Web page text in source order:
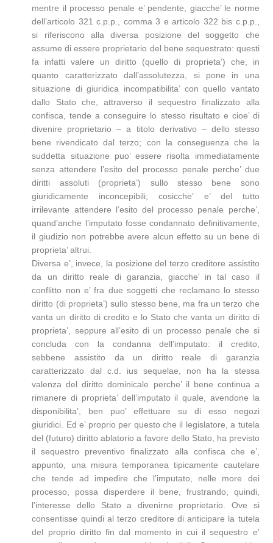
mentre il processo penale e’ pendente, giacche’ le norme
dell’articolo 321 c.p.p., comma 3 e articolo 322 bis c.p.p.,
si riferiscono alla diversa posizione del soggetto che
assume di essere proprietario del bene sequestrato: questi
fa infatti valere un diritto (quello di proprieta’) che, in
quanto caratterizzato dall’assolutezza, si pone in una
situazione di giuridica incompatibilita’ con quello vantato
dallo Stato che, attraverso il sequestro finalizzato alla
confisca, tende a conseguire lo stesso risultato e cioe’ di
divenire proprietario – a titolo derivativo – dello stesso
bene rivendicato dal terzo; con la conseguenza che la
suddetta situazione puo’ essere risolta immediatamente
senza attendere l’esito del processo penale perche’ due
diritti assoluti (proprieta’) sullo stesso bene sono
giuridicamente inconcepibili; cosicche’ e’ del tutto
irrilevante attendere l’esito del processo penale perche’,
quand’anche l’imputato fosse condannato definitivamente,
il giudizio non potrebbe avere alcun effetto su un bene di
proprieta’ altrui.
Diversa e’, invece, la posizione del terzo creditore assistito
da un diritto reale di garanzia, giacche’ in tal caso il
conflitto non e’ fra due soggetti che reclamano lo stesso
diritto (di proprieta’) sullo stesso bene, ma fra un terzo che
vanta un diritto di credito e lo Stato che vanta un diritto di
proprieta’, seppure all’esito di un processo penale che si
concluda con la condanna dell’imputato: il credito,
sebbene assistito da un diritto reale di garanzia
caratterizzato dal c.d. ius sequelae, non ha la stessa
valenza del diritto dominicale perche’ il bene continua a
rimanere di proprieta’ dell’imputato il quale, avendone la
disponibilita’, ben puo’ effettuare su di esso negozi
giuridici. Ed e’ proprio per questo che il legislatore, a tutela
del (futuro) diritto ablatorio a favore dello Stato, ha previsto
il sequestro preventivo finalizzato alla confisca che e’,
appunto, una misura temporanea tipicamente cautelare
che tende ad impedire che l’imputato, nelle more dei
processo, possa disperdere il bene, frustrando, quindi,
l’interesse dello Stato a divenirne proprietario. Ove si
consentisse quindi al terzo creditore di anticipare la tutela
del proprio diritto fin dal momento in cui il sequestro e’